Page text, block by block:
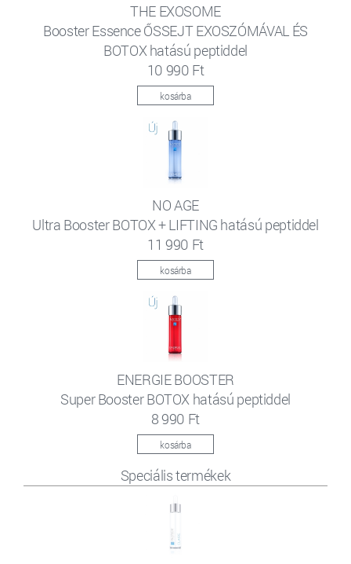
THE EXOSOME
Booster Essence ŐSSEJT EXOSZÓMÁVAL ÉS
BOTOX hatású peptiddel
10 990 Ft
kosárba
NO AGE
Ultra Booster BOTOX + LIFTING hatású peptiddel
11 990 Ft
kosárba
ENERGIE BOOSTER
Super Booster BOTOX hatású peptiddel
8 990 Ft
kosárba
Speciális termékek